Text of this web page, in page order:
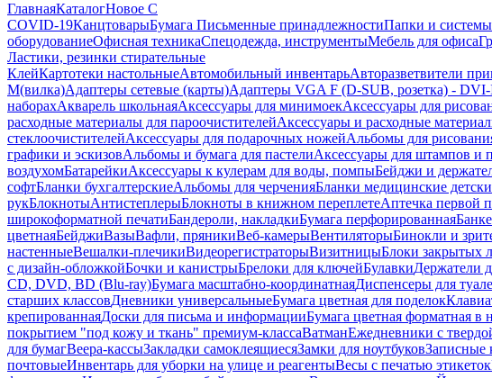
ГлавнаяКаталогНовое С
COVID-19КанцтоварыБумага Письменные принадлежностиПапки и
оборудованиеОфисная техникаСпецодежда, инструментыМебель для офиса
Ластики, резинки стирательные
КлейКартотеки настольныеАвтомобильный инвентарьАвторазветвители
M(вилка)Адаптеры сетевые (карты)Адаптеры VGA F (D-SUB, розетка) -
наборахАкварель школьнаяАксессуары для минимоекАксессуары для
расходные материалы для пароочистителейАксессуары и расходные
стеклоочистителейАксессуары для подарочных ножейАльбомы для
графики и эскизовАльбомы и бумага для пастелиАксессуары для штампов и
воздухомБатарейкиАксессуары к кулерам для воды, помпыБейджи и
софтБланки бухгалтерскиеАльбомы для черченияБланки медицинские
рукБлокнотыАнтистеплерыБлокноты в книжном переплетеАптечка первой
широкоформатной печатиБандероли, накладкиБумага перфорированная
цветнаяБейджиВазыВафли, пряникиВеб-камерыВентиляторыБинокли и
настенныеВешалки-плечикиВидеорегистраторыВизитницыБлоки закрытых
с дизайн-обложкойБочки и канистрыБрелоки для ключейБулавкиДержатели
CD, DVD, BD (Blu-ray)Бумага масштабно-координатнаяДиспенсеры для
старших классовДневники универсальныеБумага цветная для поделок
крепированнаяДоски для письма и информацииБумага цветная форматная в
покрытием "под кожу и ткань" премиум-классаВатманЕжедневники с
для бумагВеера-кассыЗакладки самоклеящиесяЗамки для ноутбуковЗаписные
почтовыеИнвентарь для уборки на улице и реагентыВесы с печатью этикеток